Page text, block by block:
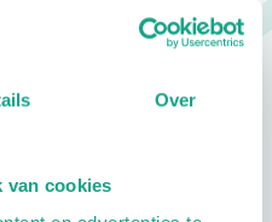
Over
van cookies